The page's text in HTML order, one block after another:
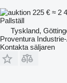
225 € ≈ 2
Pallställ
Tyskland,
Proventura
Kontakta säljaren